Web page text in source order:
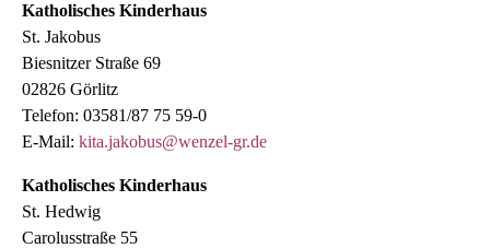
Katholisches Kinderhaus
St. Jakobus
Biesnitzer Straße 69
02826 Görlitz
Telefon: 03581/87 75 59-0
E-Mail: kita.jakobus@wenzel-gr.de
Katholisches Kinderhaus
St. Hedwig
Carolusstraße 55